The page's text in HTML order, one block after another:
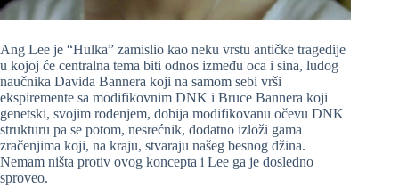
Ang Lee je “Hulka” zamislio kao neku vrstu antičke tragedije
u kojoj će centralna tema biti odnos između oca i sina, ludog
naučnika Davida Bannera koji na samom sebi vrši
ekspiremente sa modifikovnim DNK i Bruce Bannera koji
genetski, svojim rođenjem, dobija modifikovanu očevu DNK
strukturu pa se potom, nesrećnik, dodatno izloži gama
zračenjima koji, na kraju, stvaraju našeg besnog džina.
Nemam ništa protiv ovog koncepta i Lee ga je dosledno
sproveo.